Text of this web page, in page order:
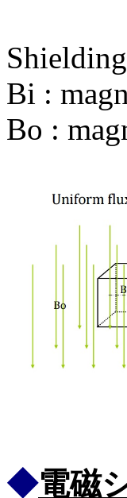
Bi :
Bo :
◆電磁